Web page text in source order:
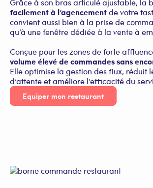
facilement à l’agencementde votre
convient aussi bien à la prise de
qu’à une fenêtre dédiée à la vente à
Conçue pour les zones de forte
volume élevé de commandes sans
Elle optimise la gestion des flux, réduit
d’attente et améliore l’efficacité du
Equiper mon restaurant